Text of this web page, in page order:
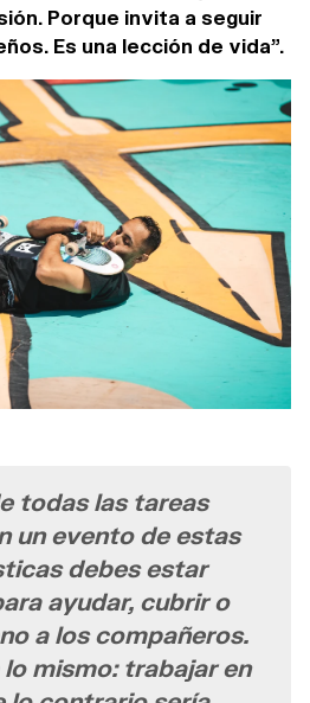
Porque invita a seguir
Es una lección de vida".
todas las tareas
un evento de estas
debes estar
ayudar, cubrir o
a los compañeros.
lo mismo: trabajar en